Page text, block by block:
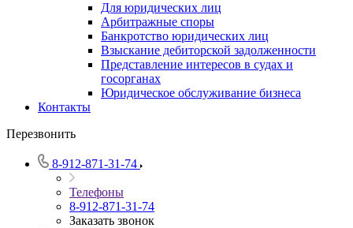
Для юридических лиц
Арбитражные споры
Банкротство юридических лиц
Взыскание дебиторской задолженности
Представление интересов в судах и
госорганах
Юридическое обслуживание бизнеса
Контакты
Перезвонить
8-912-871-31-74
Телефоны
8-912-871-31-74
Заказать звонок